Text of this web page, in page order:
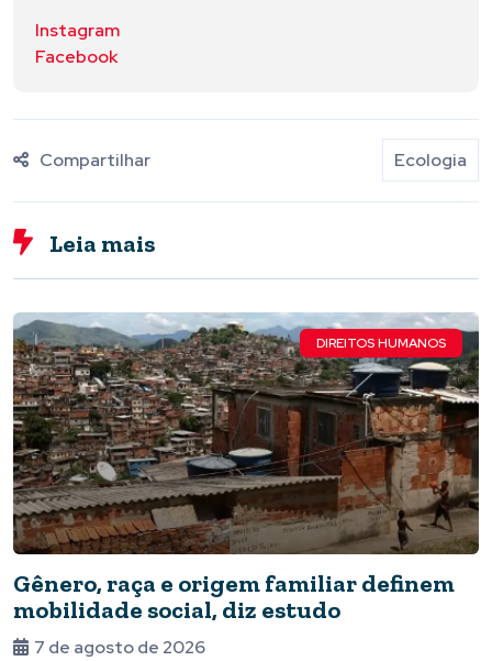
Instagram
Facebook
Compartilhar Ecologia
Leia mais
DIREITOS HUMANOS
Gênero, raça e origem familiar definem
mobilidade social, diz estudo
7 de agosto de 2026